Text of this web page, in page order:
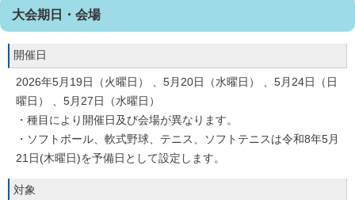
大会期日・会場
開催日
2026年5月19日（火曜日） 、5月20日（水曜日） 、5月24日（日
曜日） 、5月27日（水曜日）
・種目により開催日及び会場が異なります。
・ソフトボール、軟式野球、テニス、ソフトテニスは令和8年5月
21日(木曜日)を予備日として設定します。
対象